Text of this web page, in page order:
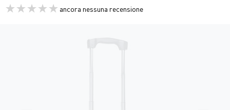
ancora nessuna recensione